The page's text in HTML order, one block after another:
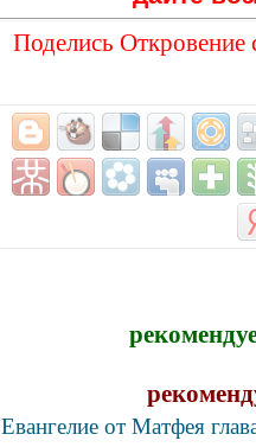
Поделись Откровение
Евангелие от Матфея